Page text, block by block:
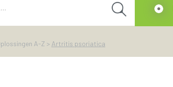
A-Z > Artritis psoriatica